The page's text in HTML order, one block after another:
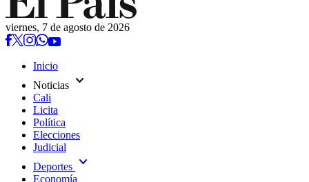
viernes, 7 de agosto de 2026
Inicio
Noticias expand_more
Cali
Licita
Política
Elecciones
Judicial
Deportes expand_more
Economía